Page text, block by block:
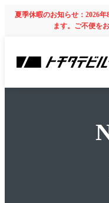
夏季休暇のお知らせ：2026
ます。ご不便を